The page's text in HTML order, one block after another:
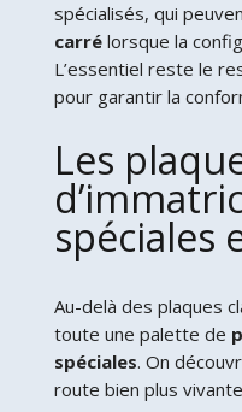
spécialisés, qui
carrélorsque la
L’essentiel reste le
pour garantir la
Les
spéciales
Au-delà des plaques
toute une palette de
spéciales. On
route bien plus